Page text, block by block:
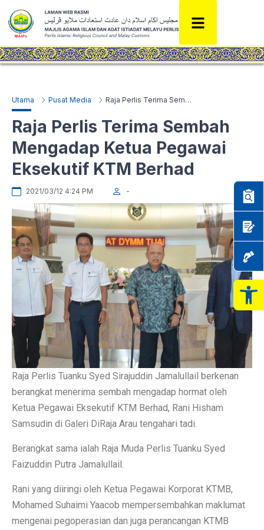
Utama Pusat Media Raja Perlis Terima Sembah Mengadap Ketua Pegawai Eksekutif KTM Berhad
Raja Perlis Terima Sembah
Mengadap Ketua Pegawai
Eksekutif KTM Berhad
2021/03/12 4:24 PM -
Raja Perlis Tuanku Syed Sirajuddin Jamalullail berkenan
berangkat menerima sembah mengadap hormat oleh
Ketua Pegawai Eksekutif KTM Berhad, Rani Hisham
Samsudin di Galeri DiRaja Arau tengahari tadi.
Berangkat sama ialah Raja Muda Perlis Tuanku Syed
Faizuddin Putra Jamalullail.
Rani yang diiringi oleh Ketua Pegawai Korporat KTMB,
Mohamed Suhaimi Yaacob mempersembahkan maklumat
mengenai pegoperasian dan juga perancangan KTMB